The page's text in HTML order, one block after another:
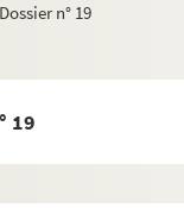
Dossier n° 19
19
n° 1